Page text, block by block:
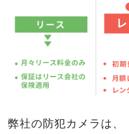
弊社の防犯カメラは、